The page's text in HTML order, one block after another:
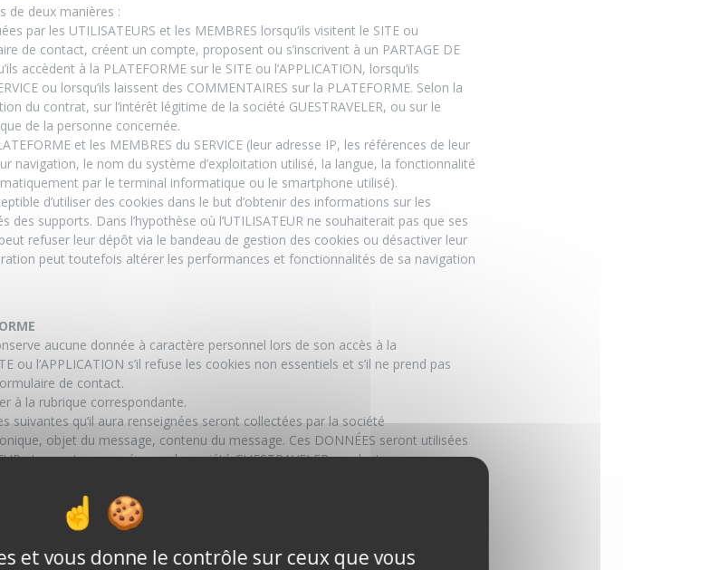
de deux manières :
par les UTILISATEURS et les MEMBRES lorsqu’ils visitent le SITE ou
de contact, créent un compte, proposent ou s’inscrivent à un PARTAGE DE
accèdent à la PLATEFORME sur le SITE ou l’APPLICATION, lorsqu’ils
ou lorsqu’ils laissent des COMMENTAIRES sur la PLATEFORME. Selon la
du contrat, sur l’intérêt légitime de la société GUESTRAVELER, ou sur le
de la personne concernée.
et les MEMBRES du SERVICE (leur adresse IP, les références de leur
navigation, le nom du système d’exploitation utilisé, la langue, la fonctionnalité
par le terminal informatique ou le smartphone utilisé).
d’utiliser des cookies dans le but d’obtenir des informations sur les
des supports. Dans l’hypothèse où l’UTILISATEUR ne souhaiterait pas que ses
refuser leur dépôt via le bandeau de gestion des cookies ou désactiver leur
peut toutefois altérer les performances et fonctionnalités de sa navigation
aucune donnée à caractère personnel lors de son accès à la
ou l’APPLICATION s’il refuse les cookies non essentiels et s’il ne prend pas
de contact.
à la rubrique correspondante.
suivantes qu’il aura renseignées seront collectées par la société
objet du message, contenu du message. Ces DONNÉES seront utilisées
et seront conservées par la société GUESTRAVELER pendant un an sans que
et règlementaires.
en remplissant un formulaire d’ouverture de COMPTE qui indique quelles
et vous donne le contrôle sur ceux que vous